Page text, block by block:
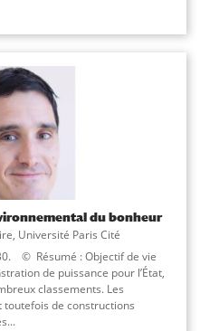
du bonheur
, Université Paris Cité
© Résumé : Objectif de vie
de puissance pour l’État,
classements. Les
de constructions